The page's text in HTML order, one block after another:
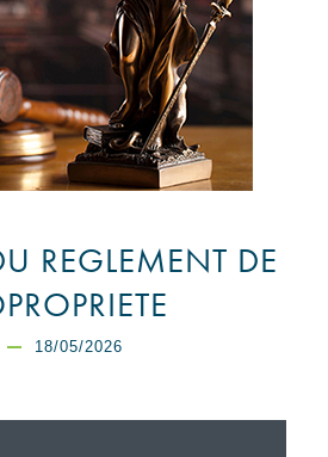
REGLEMENT DE
18/05/2026